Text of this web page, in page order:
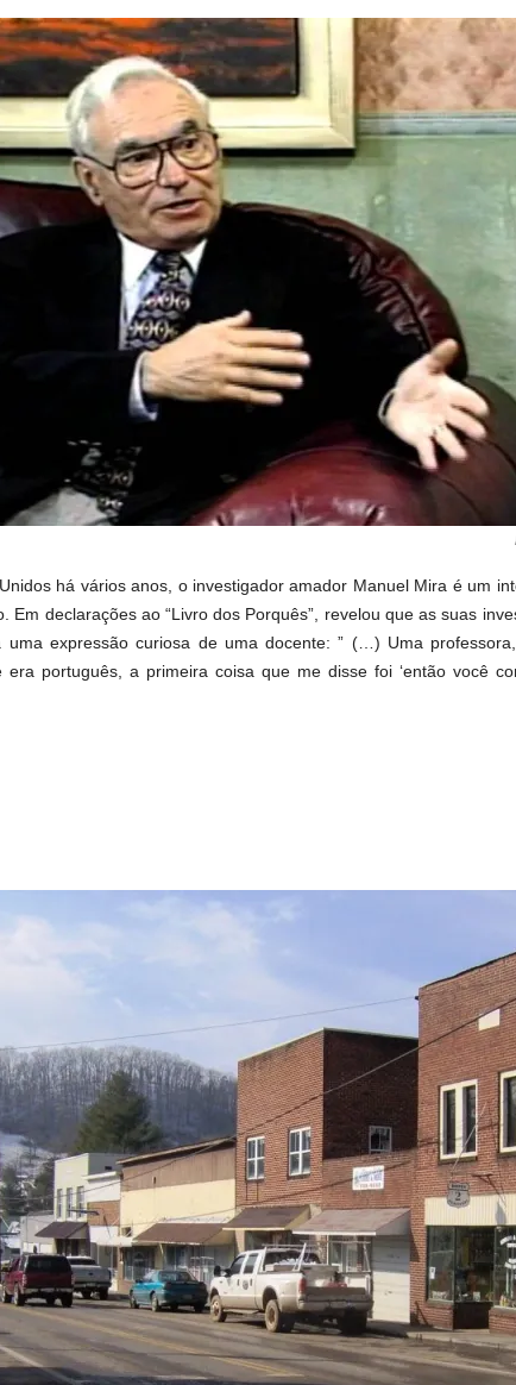
há vários anos, o investigador amador Manuel Mira é um
Em declarações ao “Livro dos Porquês”, revelou que as suas
uma expressão curiosa de uma docente: ” (…) Uma
era português, a primeira coisa que me disse foi ‘então você